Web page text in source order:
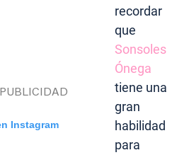
Instagram
recordar
que
Sonsoles
Ónega
tiene una
gran
habilidad
para